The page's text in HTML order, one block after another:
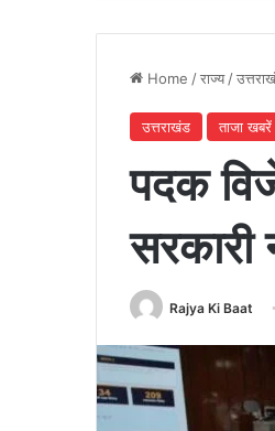
Home /राज्य /
उत्तराखंड ताजा खबरें
पदक
सरकारी
Rajya Ki Baat